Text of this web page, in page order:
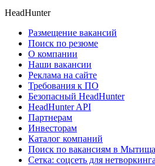
HeadHunter
Размещение вакансий
Поиск по резюме
О компании
Наши вакансии
Реклама на сайте
Требования к ПО
Безопасный HeadHunter
HeadHunter API
Партнерам
Инвесторам
Каталог компаний
Поиск по вакансиям в
Сетка: соцсеть для нетворкинга